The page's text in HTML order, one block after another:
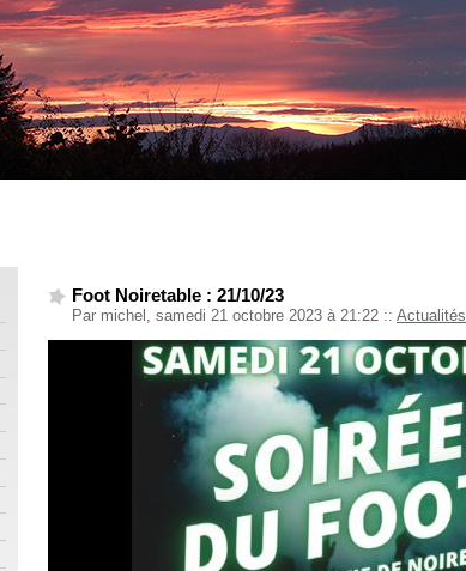
Foot Noiretable : 21/10/23
Par michel, samedi 21 octobre 2023 à 21:22 ::